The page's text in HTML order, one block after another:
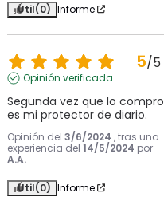
Útil(0) Informe
5/5
Opinión verificada
Segunda vez que lo
es mi protector de diario.
Opinión del 3/6/2024 , tras una
experiencia del 14/5/2024 por
A.A.
Útil(0) Informe